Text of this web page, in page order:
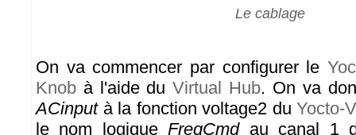
Le cablage
On va commencer par configurer le
Knob à l'aide duVirtual Hub. On va
ACinputà la fonction voltage2 du Yocto-
le nom logiqueFreqCmdau canal 1